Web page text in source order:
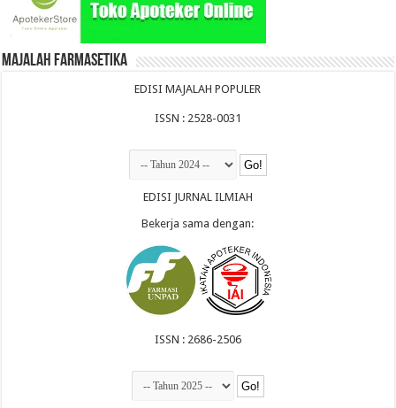
Majalah Farmasetika
EDISI MAJALAH POPULER
ISSN : 2528-0031
EDISI JURNAL ILMIAH
Bekerja sama dengan:
ISSN : 2686-2506